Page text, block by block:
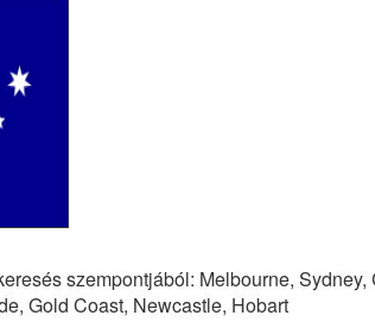
szempontjából: Melbourne, Sydney,
Gold Coast, Newcastle, Hobart